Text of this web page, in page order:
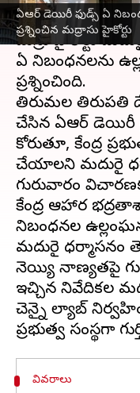
ఏఆర్‌ డెయిరీ ఫుడ్స్‌ ఏ
ప్రశ్నించిన మద్రాసు హైకోర్టు
ఈ వార్తాకథనం ఏంటి
మద్రాసు హైకోర్టు
ఏ నిబంధనలను
ప్రశ్నించింది.
తిరుమల తిరుపతి
చేసిన ఏఆర్‌ డెయిరీ
కోరుతూ, కేంద్ర
చేయాలని మదురై
గురువారం
కేంద్ర ఆహార
నిబంధనల
మదురై ధర్మాసనం
నెయ్యి నాణ్యతపై
ఇచ్చిన నివేదికల
చెన్నై ల్యాబ్‌
వివరాలు